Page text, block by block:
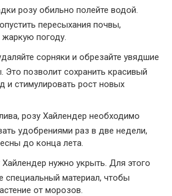
розу обильно полейте водой.
пересыхания почвы,
погоду.
сорняки и обрезайте увядшие
Это позволит сохранить красивый
и стимулировать рост новых
розу Хайлендер необходимо
удобрениями раз в две недели,
до конца лета.
нужно укрыть. Для этого
специальный материал, чтобы
от морозов.